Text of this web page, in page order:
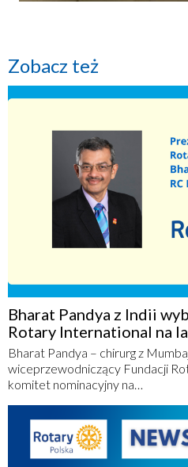
Zobacz też
Bharat Pandya z Indii
Rotary International na
Bharat Pandya – chirurg z
wiceprzewodniczący Fundacji
komitet nominacyjny na…